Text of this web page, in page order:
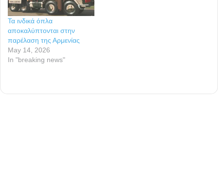
Τα ινδικά όπλα
αποκαλύπτονται στην
παρέλαση της Αρμενίας
May 14, 2026
In "breaking news"